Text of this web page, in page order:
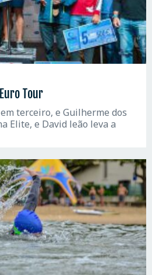
Tour
terceiro, e Guilherme dos
Elite, e David leão leva a